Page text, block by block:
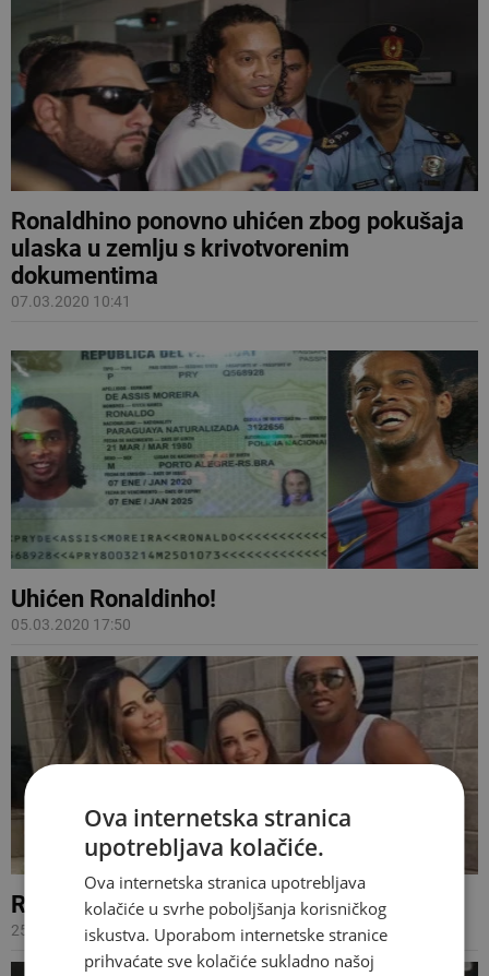
Ronaldhino ponovno uhićen zbog pokušaja
ulaska u zemlju s krivotvorenim
dokumentima
07.03.2020 10:41
Uhićen Ronaldinho!
05.03.2020 17:50
Ronaldinho ženi dvije djevojke!
25.05.2018 14:20
Ova internetska stranica
upotrebljava kolačiće.
Ova internetska stranica upotrebljava
kolačiće u svrhe poboljšanja korisničkog
iskustva. Uporabom internetske stranice
prihvaćate sve kolačiće sukladno našoj